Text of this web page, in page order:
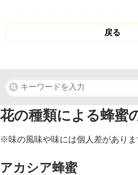
戻る
花の種類による蜂蜜
※味の風味や味には個人差がありま
アカシア蜂蜜